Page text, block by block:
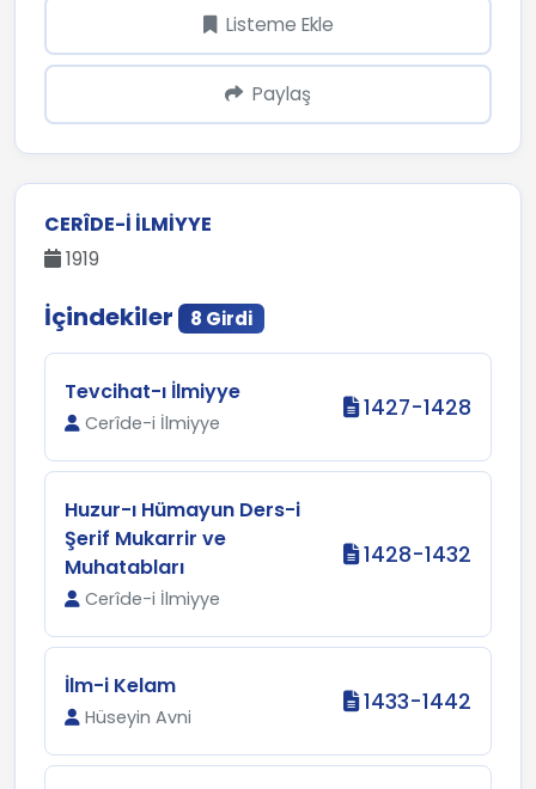
Listeme Ekle
Paylaş
CERÎDE-I İLMIYYE
1919
İçindekiler 8 Girdi
Tevcihat-ı İlmiyye
Cerîde-i İlmiyye
1427-1428
Huzur-ı Hümayun Ders-i
Şerif Mukarrir ve
Muhatabları
Cerîde-i İlmiyye
1428-1432
İlm-i Kelam
Hüseyin Avni
1433-1442